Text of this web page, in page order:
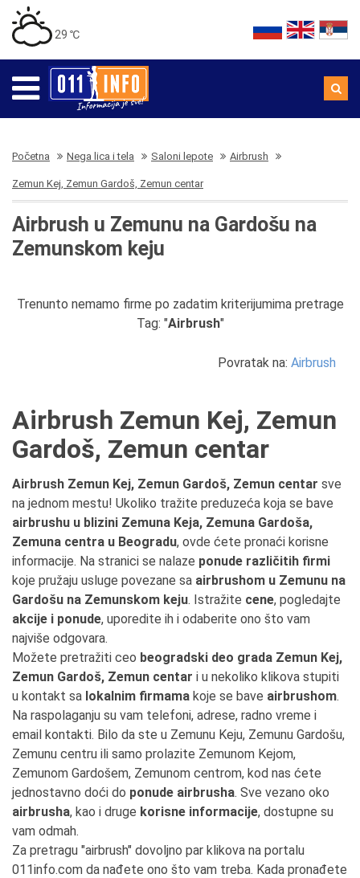
29 ℃
Početna Nega lica i tela Saloni lepote Airbrush
Zemun Kej, Zemun Gardoš, Zemun centar
Airbrush u Zemunu na Gardošu na
Zemunskom keju
Trenunto nemamo firme po zadatim kriterijumima pretrage
Tag: "Airbrush"
Povratak na: Airbrush
Airbrush Zemun Kej, Zemun
Gardoš, Zemun centar
Airbrush Zemun Kej, Zemun Gardoš, Zemun centar sve
na jednom mestu! Ukoliko tražite preduzeća koja se bave
airbrushu u blizini Zemuna Keja, Zemuna Gardoša,
Zemuna centra u Beogradu, ovde ćete pronaći korisne
informacije. Na stranici se nalaze ponude različitih firmi
koje pružaju usluge povezane sa airbrushom u Zemunu na
Gardošu na Zemunskom keju. Istražite cene, pogledajte
akcije i ponude, uporedite ih i odaberite ono što vam
najviše odgovara.
Možete pretražiti ceo beogradski deo grada Zemun Kej,
Zemun Gardoš, Zemun centar i u nekoliko klikova stupiti
u kontakt sa lokalnim firmama koje se bave airbrushom.
Na raspolaganju su vam telefoni, adrese, radno vreme i
email kontakti. Bilo da ste u Zemunu Keju, Zemunu Gardošu,
Zemunu centru ili samo prolazite Zemunom Kejom,
Zemunom Gardošem, Zemunom centrom, kod nas ćete
jednostavno doći do ponude airbrusha. Sve vezano oko
airbrusha, kao i druge korisne informacije, dostupne su
vam odmah.
Za pretragu "airbrush" dovoljno par klikova na portalu
011info.com da nađete ono što vam treba. Kada pronađete